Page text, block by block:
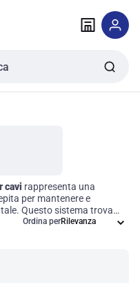
cavi rappresenta una
per mantenere e
Questo sistema trova
elettriche e le
Ordina per